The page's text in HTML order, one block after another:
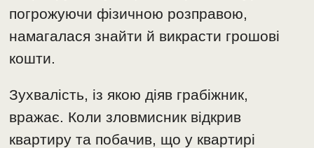
погрожуючи фізичною розправою,
намагалася знайти й викрасти грошові
кошти.
Зухвалість, із якою діяв грабіжник,
вражає. Коли зловмисник відкрив
квартиру та побачив, що у квартирі